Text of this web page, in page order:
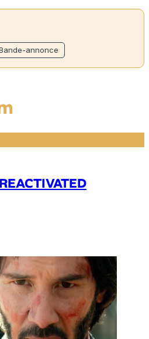
annonce